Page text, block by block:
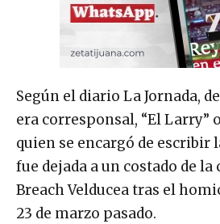
Según el diario La Jornada,
era corresponsal, “El Larry” o
quien se encargó de escribir
fue dejada a un costado de la
Breach Velducea tras el
23 de marzo pasado.